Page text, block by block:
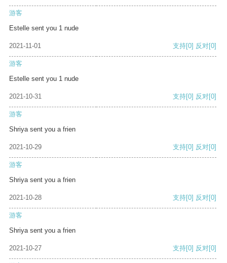
游客
Estelle sent you 1 nude
2021-11-01 支持[0] 反对[0]
游客
Estelle sent you 1 nude
2021-10-31 支持[0] 反对[0]
游客
Shriya sent you a frien
2021-10-29 支持[0] 反对[0]
游客
Shriya sent you a frien
2021-10-28 支持[0] 反对[0]
游客
Shriya sent you a frien
2021-10-27 支持[0] 反对[0]